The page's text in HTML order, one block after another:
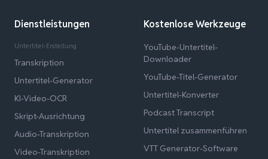
Dienstleistungen
Untertitel-Erstellung
Transkription
Untertitel-Generator
KI-Video-OCR
Skript-Ausrichtung
Audio-Transkription
Video-Transkription
Kostenlose Werkzeuge
YouTube-Untertitel-
Downloader
YouTube-Titel-Generator
Untertitel-Konverter
Podcast Transcript
Untertitel zusammenführen
VTT Generator-Software